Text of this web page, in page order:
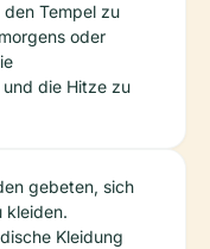
Tempel zu
oder
die Hitze zu
gebeten, sich
kleiden.
Kleidung